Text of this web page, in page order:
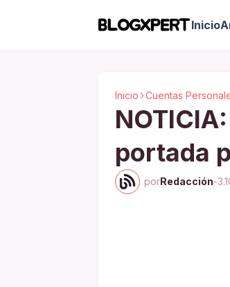
Inicio
Inicio Cuentas
portada
porRedacción-